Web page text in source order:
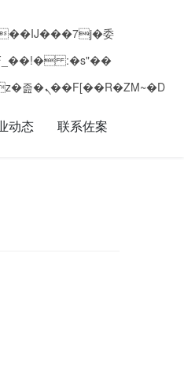
矁[��x�ZM~�n"��IB؃��!'����Тѕ��+��(m��IK�ʭ�/|��ϐܢ��F[��x�ZMz�G�� %嬩�/c��������[[��<�RI:�:c��MΎ��:z�졾�ܢ��F[��R�ZM~�D
动态 联系佐案